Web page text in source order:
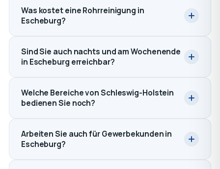
Was kostet eine Rohrreinigung in
Escheburg?
Sind Sie auch nachts und am Wochenende
in Escheburg erreichbar?
Welche Bereiche von Schleswig-Holstein
bedienen Sie noch?
Arbeiten Sie auch für Gewerbekunden in
Escheburg?